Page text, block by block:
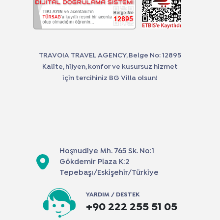
TRAVOIA TRAVEL AGENCY, Belge No: 12895
Kalite, hijyen, konfor ve kusursuz hizmet
için tercihiniz BG Villa olsun!
Hoşnudiye Mh. 765 Sk. No:1
Gökdemir Plaza K:2
Tepebaşı/Eskişehir/Türkiye
YARDIM / DESTEK
+90 222 255 51 05